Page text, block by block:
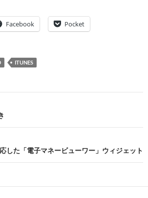
Facebook Pocket
ITUNES
した「電子マネービューワー」ウィジェット